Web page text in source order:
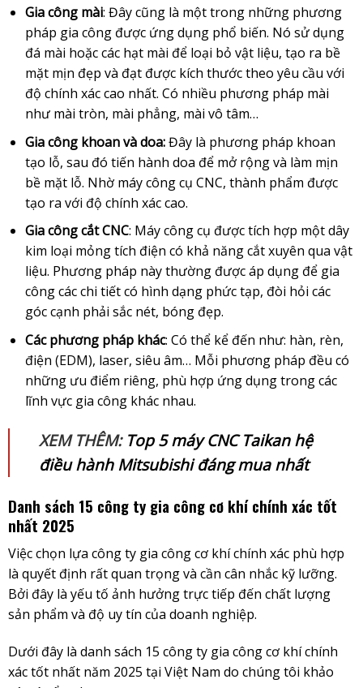
Gia công mài: Đây cũng là một trong những phương
pháp gia công được ứng dụng phổ biến. Nó sử dụng
đá mài hoặc các hạt mài để loại bỏ vật liệu, tạo ra bề
mặt mịn đẹp và đạt được kích thước theo yêu cầu với
độ chính xác cao nhất. Có nhiều phương pháp mài
như mài tròn, mài phẳng, mài vô tâm…
Gia công khoan và doa:Đây là phương pháp khoan
tạo lỗ, sau đó tiến hành doa để mở rộng và làm mịn
bề mặt lỗ. Nhờ máy công cụ CNC, thành phẩm được
tạo ra với độ chính xác cao.
Gia công cắt CNC: Máy công cụ được tích hợp một dây
kim loại mỏng tích điện có khả năng cắt xuyên qua vật
liệu. Phương pháp này thường được áp dụng để gia
công các chi tiết có hình dạng phức tạp, đòi hỏi các
góc cạnh phải sắc nét, bóng đẹp.
Các phương pháp khác: Có thể kể đến như: hàn, rèn,
điện (EDM), laser, siêu âm… Mỗi phương pháp đều có
những ưu điểm riêng, phù hợp ứng dụng trong các
lĩnh vực gia công khác nhau.
XEM THÊM: Top 5 máy CNC Taikan hệ
điều hành Mitsubishi đáng mua nhất
Danh sách 15 công ty gia công cơ khí chính xác tốt
nhất 2025
Việc chọn lựa công ty gia công cơ khí chính xác phù hợp
là quyết định rất quan trọng và cần cân nhắc kỹ lưỡng.
Bởi đây là yếu tố ảnh hưởng trực tiếp đến chất lượng
sản phẩm và độ uy tín của doanh nghiệp.
Dưới đây là danh sách 15 công ty gia công cơ khí chính
xác tốt nhất năm 2025 tại Việt Nam do chúng tôi khảo